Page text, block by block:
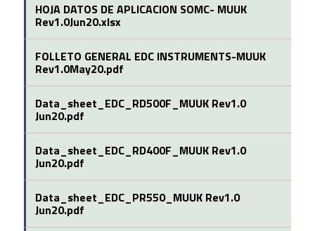
HOJA DATOS DE APLICACION SOMC- MUUK
Rev1.0Jun20.xlsx
FOLLETO GENERAL EDC INSTRUMENTS-MUUK
Rev1.0May20.pdf
Data_sheet_EDC_RD500F_MUUK Rev1.0
Jun20.pdf
Data_sheet_EDC_RD400F_MUUK Rev1.0
Jun20.pdf
Data_sheet_EDC_PR550_MUUK Rev1.0
Jun20.pdf